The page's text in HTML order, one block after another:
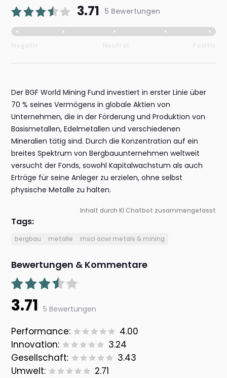
3.71 5 Bewertungen
Der BGF World Mining Fund investiert in erster Linie über
70 % seines Vermögens in globale Aktien von
Unternehmen, die in der Förderung und Produktion von
Basismetallen, Edelmetallen und verschiedenen
Mineralien tätig sind. Durch die Konzentration auf ein
breites Spektrum von Bergbauunternehmen weltweit
versucht der Fonds, sowohl Kapitalwachstum als auch
Erträge für seine Anleger zu erzielen, ohne selbst
physische Metalle zu halten.
Inhalt durch KI Chatbot zusammengefasst
Tags:
bergbau metalle msci acwi metals & mining
Bewertungen & Kommentare
3.71 5 Bewertungen
Performance:
4.00
Innovation:
3.24
Gesellschaft:
3.43
Umwelt:
2.71